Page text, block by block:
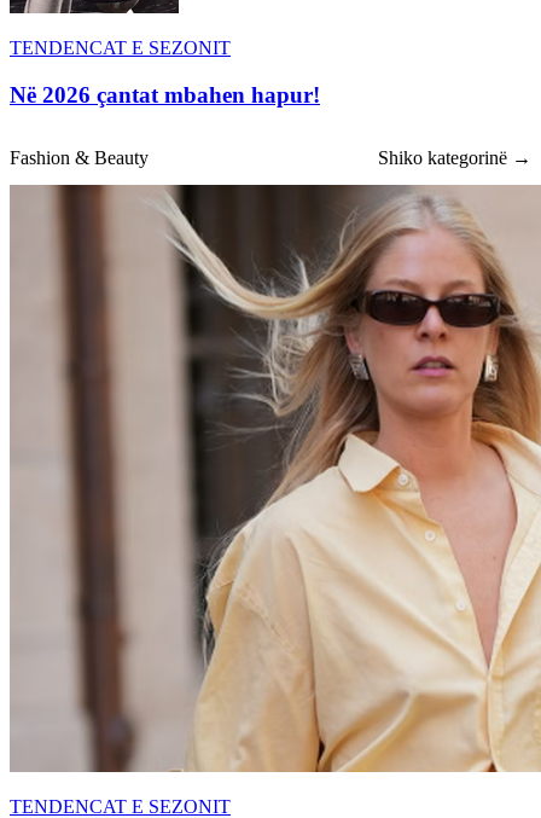
TENDENCAT E SEZONIT
Në 2026 çantat mbahen hapur!
Fashion & Beauty Shiko kategorinë →
TENDENCAT E SEZONIT